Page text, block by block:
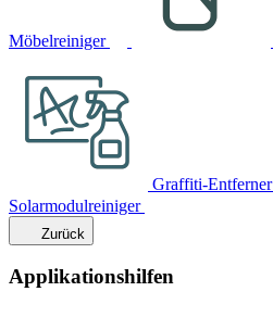
Möbelreiniger
Graffiti-Entferner
Solarmodulreiniger
Zurück
Applikationshilfen